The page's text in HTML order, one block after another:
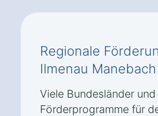
Regionale
Ilmenau Manebach
Viele Bundesländer
Förderprogramme für